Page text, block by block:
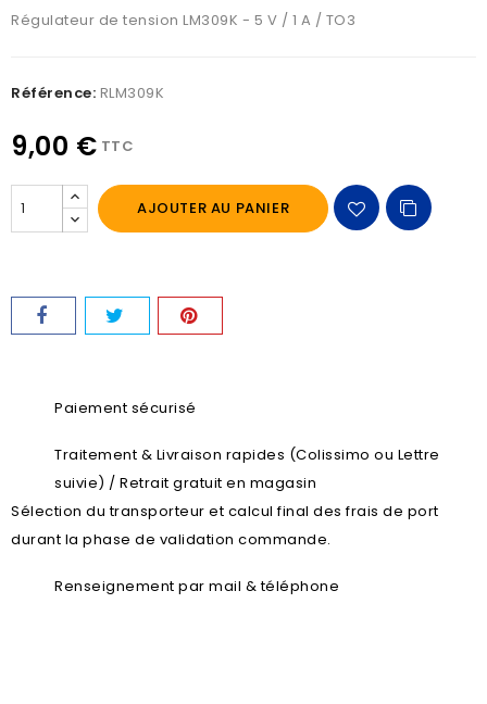
Régulateur de tension LM309K - 5 V / 1 A / TO3
Référence: RLM309K
9,00 € TTC
AJOUTER AU PANIER
Paiement sécurisé
Traitement & Livraison rapides (Colissimo ou Lettre
suivie) / Retrait gratuit en magasin
Sélection du transporteur et calcul final des frais de port
durant la phase de validation commande.
Renseignement par mail & téléphone